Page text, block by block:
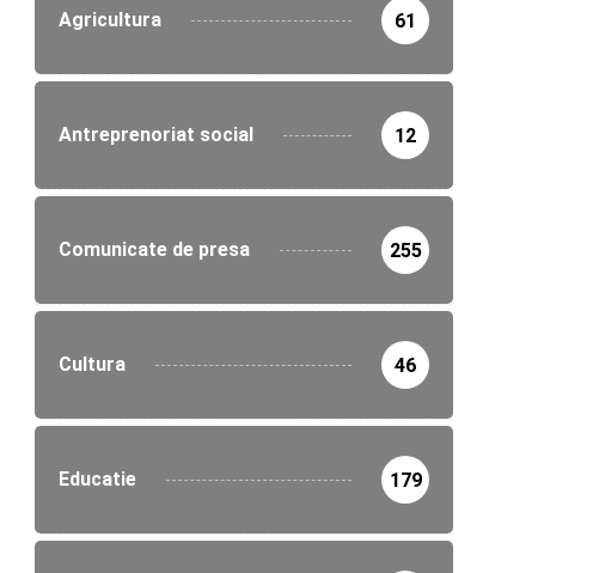
Agricultura 61
Antreprenoriat social 12
Comunicate de presa 255
Cultura 46
Educatie 179